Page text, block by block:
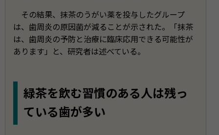
その結果、抹茶のうがい薬を投与したグループ
は、歯周炎の原因菌が減ることが示された。「抹茶
は、歯周炎の予防と治療に臨床応用できる可能性が
あります」と、研究者は述べている。
緑茶を飲む習慣のある人は残っ
ている歯が多い